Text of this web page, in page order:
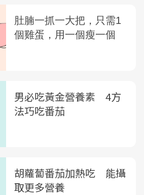
男必吃黃金營養素 4方
法巧吃番茄
胡蘿蔔番茄加熱吃 能攝
取更多營養